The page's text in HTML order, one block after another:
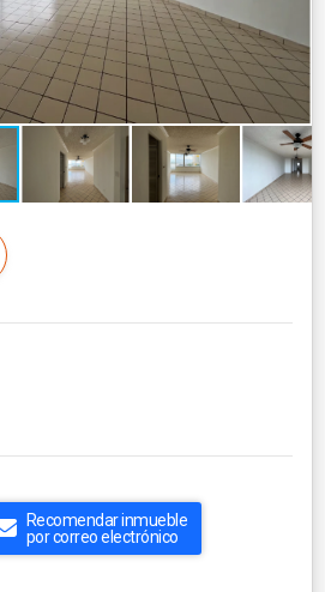
Recomendar inmueble
por correo electrónico